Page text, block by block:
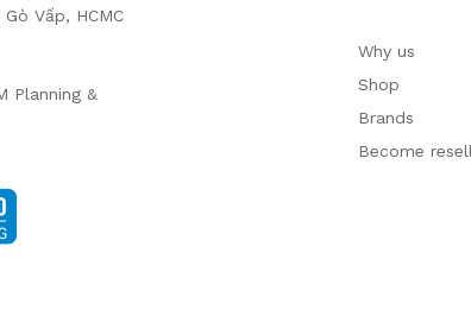
Vấp, HCMC
Planning &
Why us
Shop
Brands
Become